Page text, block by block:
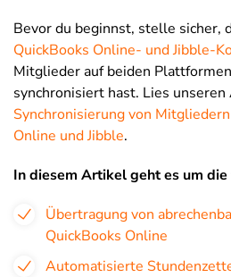
Bevor du beginnst, stelle sicher,
QuickBooks Online- und Jibble-
Mitglieder auf beiden
synchronisiert hast. Lies
Synchronisierung von
Online und Jibble.
In diesem Artikel geht es um
Übertragung von
QuickBooks Online
Automatisierte